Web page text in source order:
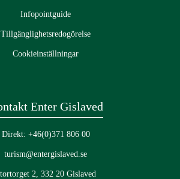
Infopointguide
Tillgänglighetsredogörelse
Cookieinställningar
Enter Gislaved
Direkt: +46(0)371 806 00
turism@entergislaved.se
2, 332 20 Gislaved